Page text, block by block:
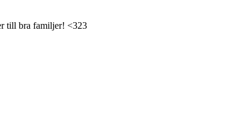
till bra familjer! <323